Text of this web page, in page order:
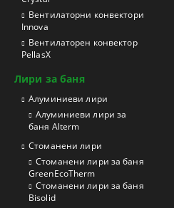
Вентилаторни конвектори
Innova
Вентилаторен конвектор
PellasX
Лири за баня
Aлуминиеви лири
Алуминиеви лири за
баня Alterm
Стоманени лири
Стоманени лири за баня
GreenEcoTherm
Стоманени лири за баня
Bisolid